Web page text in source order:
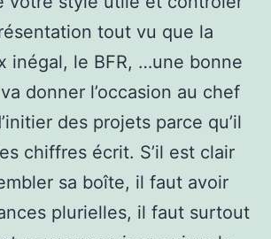
tout vu que la
inégal, le BFR, …une bonne
donner l’occasion au chef
des projets parce qu’il
chiffres écrit. S’il est clair
sa boîte, il faut avoir
plurielles, il faut surtout